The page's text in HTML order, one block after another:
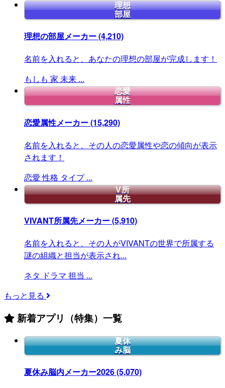
理想
部屋
理想の部屋メーカー(4,210)
名前を入れると、あなたの理想の部屋が完成します！
もしも 家 未来 ...
恋愛
属性
恋愛属性メーカー(15,290)
名前を入れると、その人の恋愛属性や恋の傾向が表示
されます！
恋愛 性格 タイプ ...
V所
属先
VIVANT所属先メーカー(5,910)
名前を入れると、その人がVIVANTの世界で所属する
謎の組織と担当が表示され...
ネタ ドラマ 担当 ...
もっと見る
新着アプリ（特集）一覧
夏休
み脳
夏休み脳内メーカー2026(5,070)